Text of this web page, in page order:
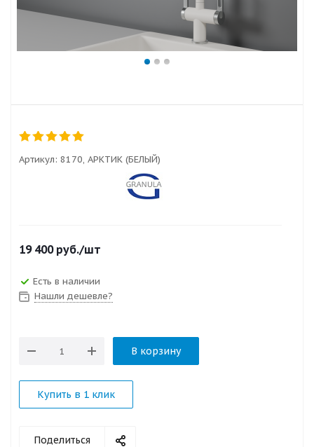
Артикул: 8170, АРКТИК (БЕЛЫЙ)
19 400руб./шт
Есть в наличии
Нашли дешевле?
В корзину
Купить в 1 клик
Поделиться